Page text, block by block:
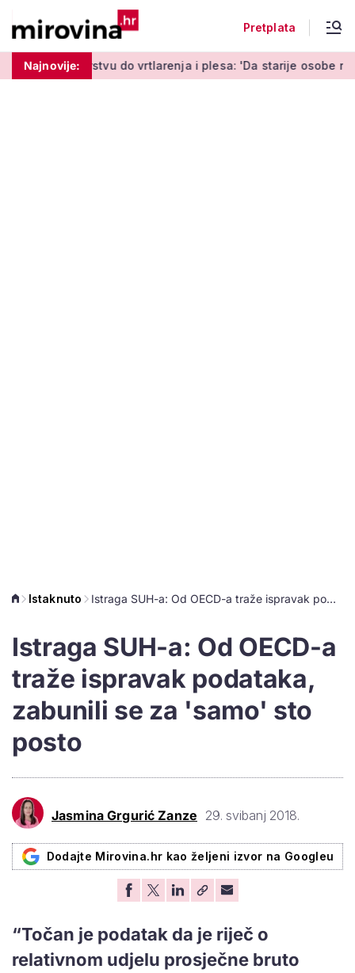
Pretplata
Najnovije:
do vrtlarenja i plesa: 'Da starije osobe ne ostavimo same'
Istaknuto Istraga SUH-a: Od OECD-a traže ispravak podataka, zabunili se za 'samo' sto posto
Istraga SUH-a: Od OECD-a
traže ispravak podataka,
zabunili se za 'samo' sto
posto
Jasmina Grgurić Zanze 29. svibanj 2018.
Dodajte Mirovina.hr kao željeni izvor na Googleu
“Točan je podatak da je riječ o
relativnom udjelu prosječne bruto